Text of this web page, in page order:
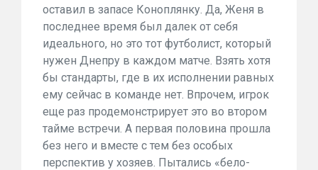
оставил в запасе Коноплянку. Да, Женя в
последнее время был далек от себя
идеального, но это тот футболист, который
нужен Днепру в каждом матче. Взять хотя
бы стандарты, где в их исполнении равных
ему сейчас в команде нет. Впрочем, игрок
еще раз продемонстрирует это во втором
тайме встречи. А первая половина прошла
без него и вместе с тем без особых
перспектив у хозяев. Пытались «бело-